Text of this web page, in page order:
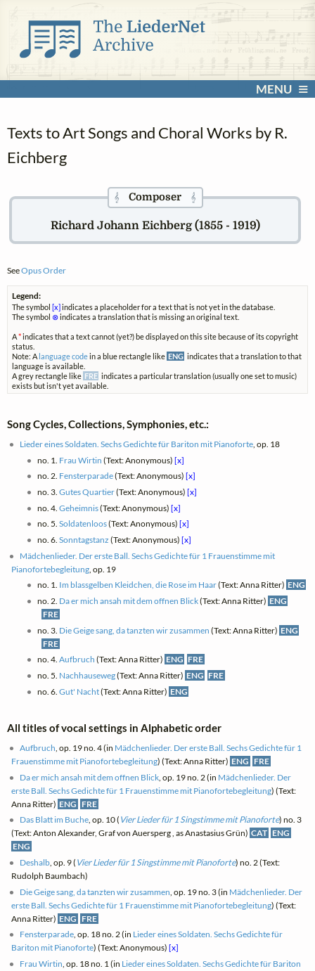
MENU
Texts to Art Songs and Choral Works by R.
Eichberg
𝄞Composer 𝄞
Richard Johann Eichberg (1855 - 1919)
SeeOpus Order
Legend:
The symbol[x]indicates a placeholder for a text that is not yet in the database.
The symbol ⊗indicates a translation that is missing an original text.
A*indicates that a text cannot (yet?) be displayed on this site because of its copyright
status.
Note: A language codein a blue rectangle like ENG indicates that a translation to that
language is available.
A grey rectangle like FRE indicates a particular translation (usually one set to music)
exists but isn't yet available.
Song Cycles, Collections, Symphonies, etc.:
Lieder eines Soldaten. Sechs Gedichte für Bariton mit Pianoforte , op. 18
no. 1. Frau Wirtin (Text: Anonymous) [x]
no. 2. Fensterparade(Text: Anonymous) [x]
no. 3. Gutes Quartier(Text: Anonymous) [x]
no. 4. Geheimnis(Text: Anonymous) [x]
no. 5. Soldatenloos(Text: Anonymous) [x]
no. 6. Sonntagstanz (Text: Anonymous) [x]
Mädchenlieder. Der erste Ball. Sechs Gedichte für 1 Frauenstimme mit
Pianofortebegleitung , op. 19
no. 1. Im blassgelben Kleidchen, die Rose im Haar(Text: Anna Ritter) ENG
no. 2. Da er mich ansah mit dem offnen Blick(Text: Anna Ritter) ENG
FRE
no. 3. Die Geige sang, da tanzten wir zusammen (Text: Anna Ritter) ENG
FRE
no. 4. Aufbruch (Text: Anna Ritter) ENG FRE
no. 5. Nachhauseweg(Text: Anna Ritter) ENG FRE
no. 6. Gut' Nacht(Text: Anna Ritter) ENG
All titles of vocal settings in Alphabetic order
Aufbruch , op. 19 no. 4 (in Mädchenlieder. Der erste Ball. Sechs Gedichte für 1
Frauenstimme mit Pianofortebegleitung) (Text: Anna Ritter) ENG FRE
Da er mich ansah mit dem offnen Blick , op. 19 no. 2 (in Mädchenlieder. Der
erste Ball. Sechs Gedichte für 1 Frauenstimme mit Pianofortebegleitung) (Text:
Anna Ritter) ENG FRE
Das Blatt im Buche, op. 10 ( Vier Lieder für 1 Singstimme mit Pianoforte) no. 3
(Text: Anton Alexander, Graf von Auersperg , as Anastasius Grün) CAT ENG
ENG
Deshalb , op. 9 ( Vier Lieder für 1 Singstimme mit Pianoforte) no. 2 (Text:
Rudolph Baumbach)
Die Geige sang, da tanzten wir zusammen , op. 19 no. 3 (in Mädchenlieder. Der
erste Ball. Sechs Gedichte für 1 Frauenstimme mit Pianofortebegleitung) (Text:
Anna Ritter) ENG FRE
Fensterparade, op. 18 no. 2 (in Lieder eines Soldaten. Sechs Gedichte für
Bariton mit Pianoforte) (Text: Anonymous)[x]
Frau Wirtin, op. 18 no. 1 (in Lieder eines Soldaten. Sechs Gedichte für Bariton